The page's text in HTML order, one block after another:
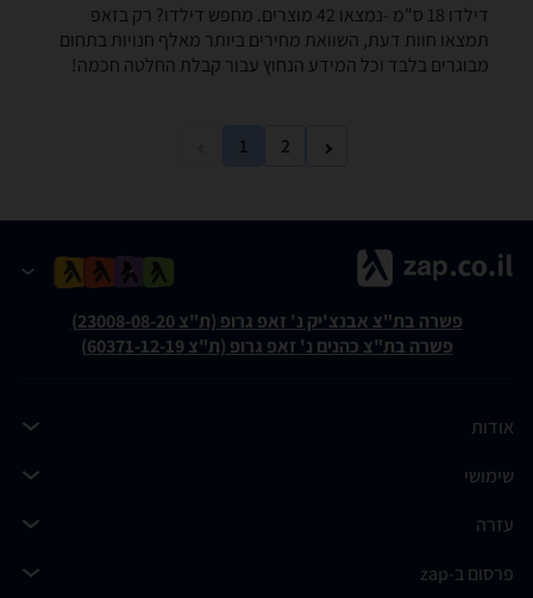
דילדו ‏18 ‏ס"מ -נמצאו 42 מוצרים. מחפש דילדו? רק בזאפ
תמצאו חוות דעת, השוואת מחירים ביותר מאלף חנויות בתחום
מבוגרים בלבד וכל המידע הנחוץ עבור קבלת החלטה חכמה!
1 2
פשרה בת"צ אבנצ'יק נ' זאפ גרופ (ת"צ 23008-08-20)
פשרה בת"צ כהנים נ' זאפ גרופ (ת"צ 60371-12-19)
אודות
שימושי
עזרה
פרסום ב-zap